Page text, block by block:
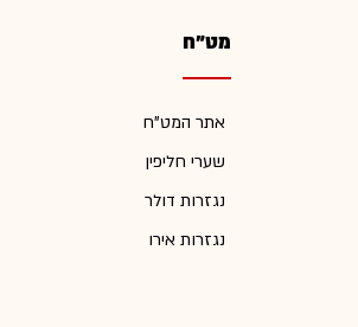
מט"ח
אתר המט"ח
שערי חליפין
נגזרות דולר
נגזרות אירו